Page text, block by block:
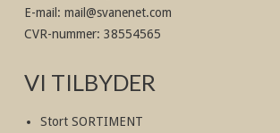
E-mail : mail@svanenet.com
CVR-nummer: 38554565
VI TILBYDER
Stort SORTIMENT